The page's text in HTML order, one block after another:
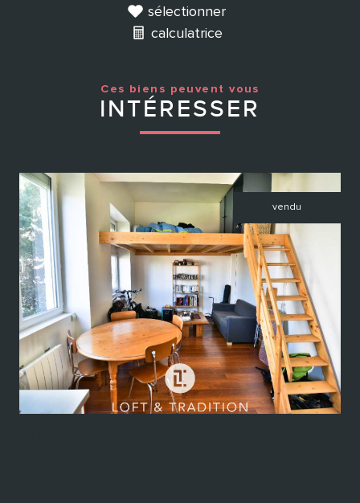
sélectionner
calculatrice
Ces biens peuvent vous
INTÉRESSER
vendu
voir le bien